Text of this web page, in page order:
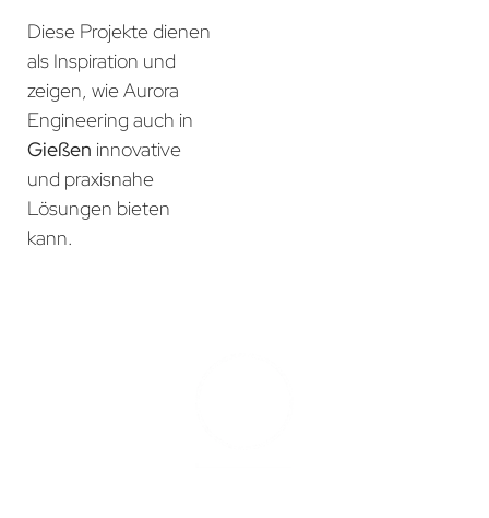
Diese Projekte dienen
als Inspiration und
zeigen, wie Aurora
Engineering auch in
Gießen innovative
und praxisnahe
Lösungen bieten
kann.